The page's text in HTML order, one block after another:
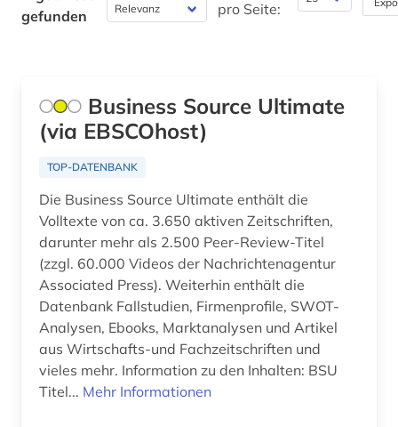
Wirtschaftswissenschaften (14)
gefunden
pro Seite:
Business Source Ultimate
(via EBSCOhost)
TOP-DATENBANK
Die Business Source Ultimate enthält die
Volltexte von ca. 3.650 aktiven Zeitschriften,
darunter mehr als 2.500 Peer-Review-Titel
(zzgl. 60.000 Videos der Nachrichtenagentur
Associated Press). Weiterhin enthält die
Datenbank Fallstudien, Firmenprofile, SWOT-
Analysen, Ebooks, Marktanalysen und Artikel
aus Wirtschafts-und Fachzeitschriften und
vieles mehr. Information zu den Inhalten: BSU
Titel... Mehr Informationen